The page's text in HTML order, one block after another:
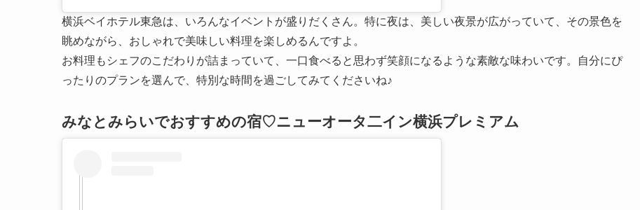
横浜ベイホテル東急は、いろんなイベントが盛りだくさん。特に夜は、美しい夜景が広がっていて、その景色を
眺めながら、おしゃれで美味しい料理を楽しめるんですよ。
お料理もシェフのこだわりが詰まっていて、一口食べると思わず笑顔になるような素敵な味わいです。自分にぴ
ったりのプランを選んで、特別な時間を過ごしてみてくださいね♪
みなとみらいでおすすめの宿♡ニューオータ二イン横浜プレミアム